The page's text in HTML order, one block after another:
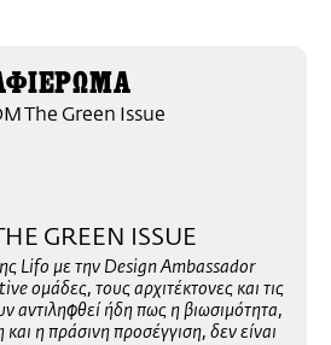
GREEN ISSUE
Lifo με την Design Ambassador
ομάδες, τους αρχιτέκτονες και τις
αντιληφθεί ήδη πως η βιωσιμότητα,
η πράσινη προσέγγιση, δεν είναι